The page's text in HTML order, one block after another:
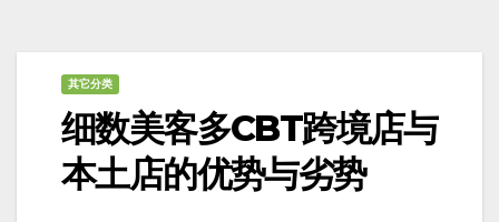
其它分类
细数美客多CBT跨境店与
本土店的优势与劣势